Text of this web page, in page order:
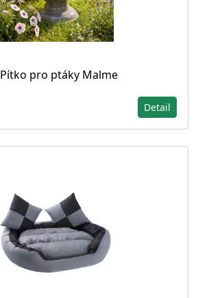
Pítko pro ptáky Malme
Detail